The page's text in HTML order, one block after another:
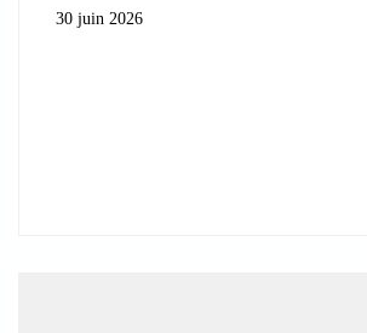
30 juin 2026